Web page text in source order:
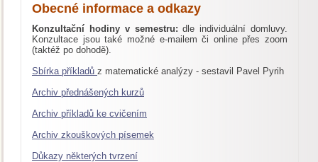
Obecné informace a odkazy
Konzultační hodiny v semestru: dle individuální domluvy.
Konzultace jsou také možné e-mailem či online přes zoom
(taktéž po dohodě).
Sbírka příkladů z matematické analýzy - sestavil Pavel Pyrih
Archiv přednášených kurzů
Archiv příkladů ke cvičením
Archiv zkouškových písemek
Důkazy některých tvrzení